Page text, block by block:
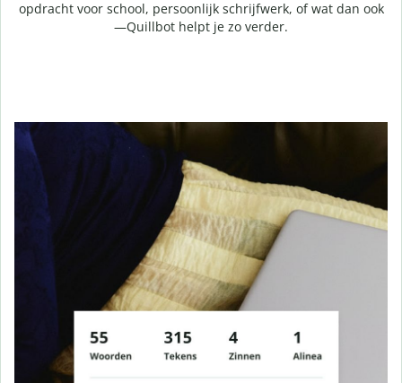
opdracht voor school, persoonlijk schrijfwerk, of wat dan ook
—Quillbot helpt je zo verder.